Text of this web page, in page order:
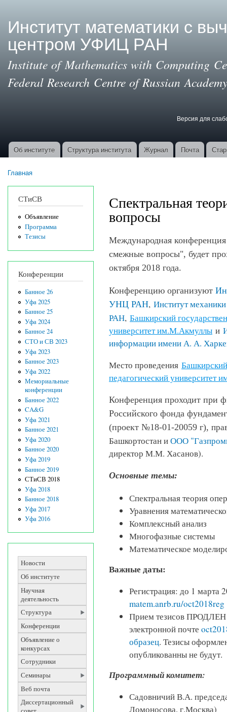
Институт математики с
центром УФИЦ РАН
Institute of Mathematics with Computing
Federal Research Centre of Russian
Версия для
Основные ссылки
Об институте Структура института Журнал Почта
Главная
СТиСВ
Объявление
Программа
Тезисы
Конференции
Банное 26
Уфа 2025
Банное 25
Уфа 2024
Банное 24
СТО и СВ 2023
Уфа 2023
Банное 2023
Уфа 2022
Мемориальные
конференции
Банное 2022
CA&G
Уфа 2021
Банное 2021
Уфа 2020
Банное 2020
Уфа 2019
Банное 2019
СТиСВ 2018
Уфа 2018
Банное 2018
Уфа 2017
Уфа 2016
Новости
Об институте
Научная
деятельность
Структура
Конференции
Объявление о
конкурсах
Сотрудники
Семинары
Веб почта
Диссертационный
Спектральная
вопросы
Международная
смежные вопросы", будет
октября 2018 года.
Конференцию организуют
УНЦ РАН, Институт
РАН, Башкирский
университет им.М.Акмуллы и
информации имени А. А.
Место проведения
педагогический университет
Конференция проходит при
Российского фонда
(проект №18-01-20059 г),
Башкортостан иООО
директор М.М. Хасанов).
Основные темы:
Спектральная теория
Уравнения
Комплексный анализ
Многофазные системы
Математическое
Важные даты:
Регистрация: до 1 марта
matem.anrb.ru/oct2018reg
Прием тезисов ПРОДЛЕН
электронной почте
образец. Тезисы
опубликованны не будут.
Программный комитет:
Садовничий В.А.
Ломоносова, г.Москва)